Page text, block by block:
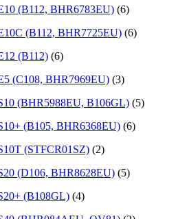
(B112, ВНR6783ЕU) (6)
(B112, BHR7725EU) (6)
(B112) (6)
(C108, BHR7969EU) (3)
(BHR5988EU, B106GL) (5)
(B105, ВHR6368ЕU) (6)
(STFCR01SZ) (2)
(D106, BHR8628EU) (5)
(B108GL) (4)